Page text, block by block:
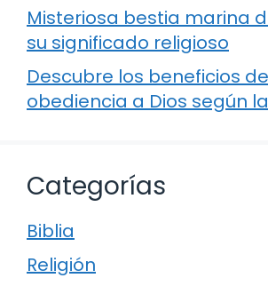
Misteriosa bestia marina
su significado religioso
Descubre los beneficios
obediencia a Dios según
Categorías
Biblia
Religión